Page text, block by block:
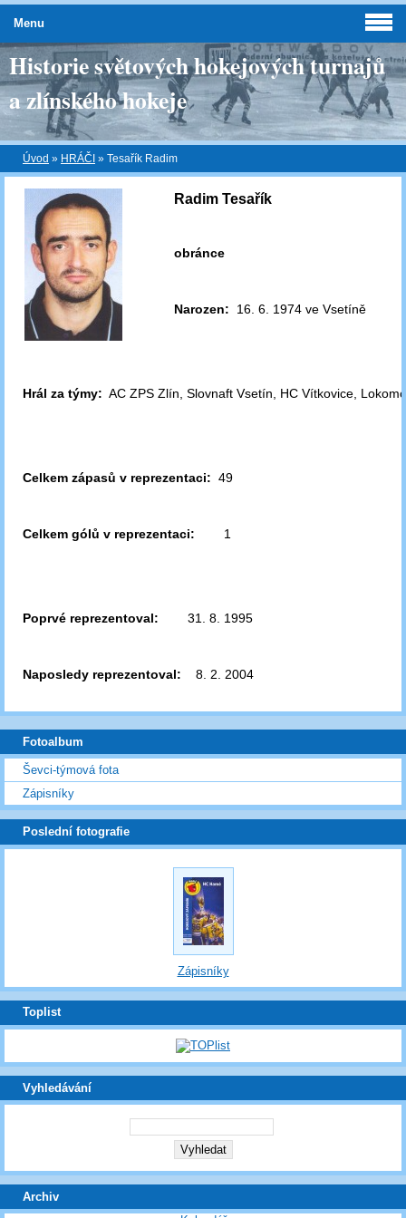
Historie světových hokejových turnajů
a zlínského hokeje
Úvod » HRÁČI » Tesařík Radim
Radim Tesařík
obránce
Narozen: 16. 6. 1974 ve Vsetíně
Hrál za týmy: AC ZPS Zlín, Slovnaft Vsetín, HC Vítkovice,
Celkem zápasů v reprezentaci: 49
Celkem gólů v reprezentaci: 1
Poprvé reprezentoval: 31. 8. 1995
Naposledy reprezentoval: 8. 2. 2004
Menu
Fotoalbum
Ševci-týmová fota
Zápisníky
Poslední fotografie
Zápisníky
Toplist
Vyhledávání
Archiv